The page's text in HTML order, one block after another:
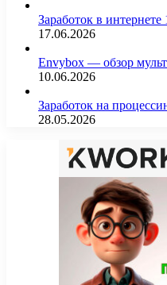
Заработок в интернете
17.06.2026
Envybox — обзор
10.06.2026
Заработок на
28.05.2026